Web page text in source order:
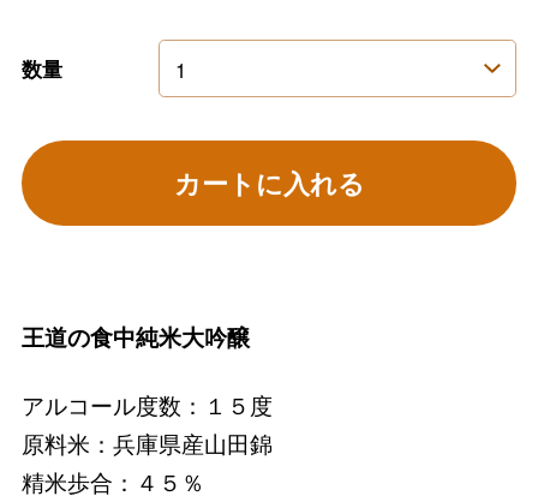
数量
カートに入れる
王道の食中純米大吟醸
アルコール度数：１５度
原料米：兵庫県産山田錦
精米歩合：４５％